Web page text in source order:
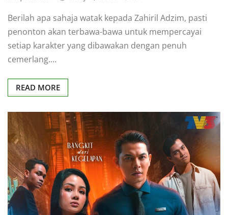
Berilah apa sahaja watak kepada Zahiril Adzim, pasti
penonton akan terbawa-bawa untuk mempercayai
setiap karakter yang dibawakan dengan penuh
cemerlang.…
READ MORE